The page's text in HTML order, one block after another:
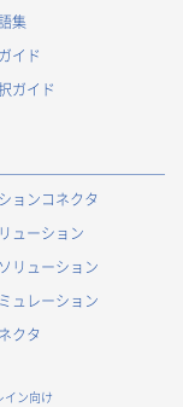
集
イド
ガイド
ョンコネクタ
ューション
リューション
ュレーション
クタ
イン向け